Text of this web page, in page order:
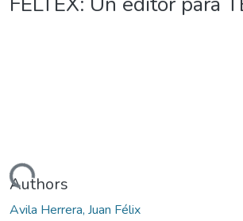
Authors
Avila Herrera, Juan Félix